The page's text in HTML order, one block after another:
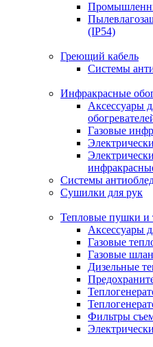
(IP54)
Греющий кабель
Системы
Инфракрасные
Аксессуары
Газовые
Системы
Сушилки для рук
Тепловые пушки и
Аксессуары
Газовые
Газовые
Дизельные
Фильтры